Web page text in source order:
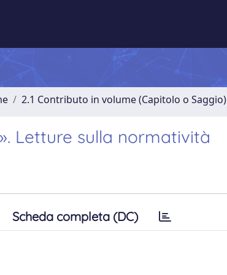
2.1 Contributo in volume (Capitolo o Saggio)
Letture sulla normatività
Scheda completa (DC)